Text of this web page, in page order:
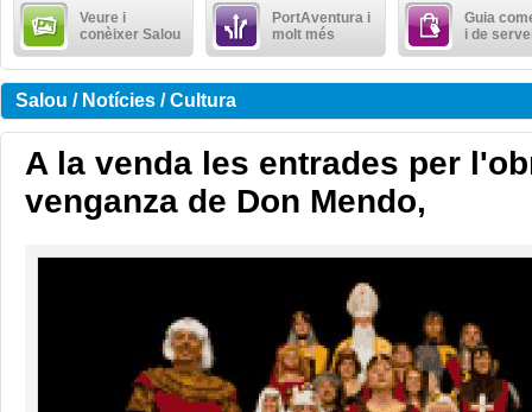
Veure i
conèixer Salou
PortAventura i
molt més
Guia
i de
Salou / Notícies / Cultura
A la venda les entrades per
venganza de Don Mendo,